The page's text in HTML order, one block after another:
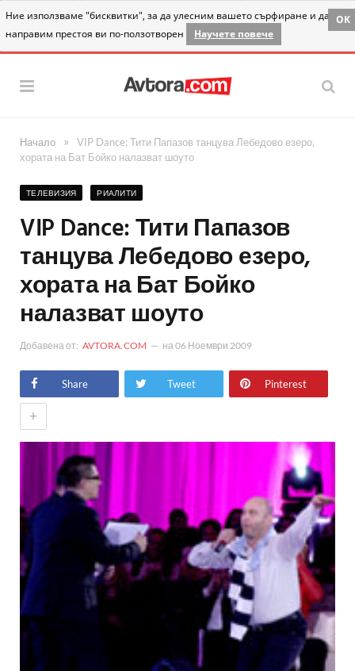
Ние използваме "бисквитки", за да улесним вашето сърфиране и да
направим престоя ви по-ползотворен
Научете повече
OK
Начало »
VIP Dance: Тити Папазов танцува Лебедово езеро,
хората на Бат Бойко налазват шоуто
ТЕЛЕВИЗИЯ РИАЛИТИ
VIP Dance: Тити Папазов
танцува Лебедово езеро,
хората на Бат Бойко
налазват шоуто
Добавена от: AVTORA.COM на06 Ноември 2009
Share Tweet Pinterest
+